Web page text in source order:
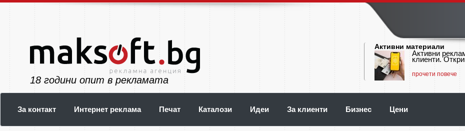
19 години опит в рекламата
Активни материали
Активни
клиенти.
прочети повече
За контакт Интернет реклама Печат Каталози Идеи За клиенти Бизнес Цени